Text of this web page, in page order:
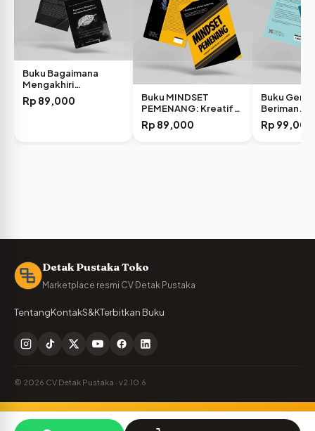
Buku Bagaimana
Mengakhiri
Kebodohan Semacam
Ini?
Rp 89,000
Buku MINDSET
PEMENANG: Kreatif
Mengelola Pola…
Rp 89,000
Buku Gen
Beriman…
Rp 99,000
Detak Pustaka Toko
Marketplace resmi CV Detak Pustaka
TentangKontakS&KTerbitkan Buku
© 2026 CV Detak Pustaka · v2.10.6
Penulis Detak Pustaka?